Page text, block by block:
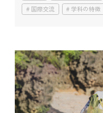
国際交流
学科の特徴